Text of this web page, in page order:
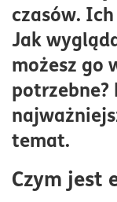
czasów.
Jak
możesz go
potrzebne?
temat.
Czym jest